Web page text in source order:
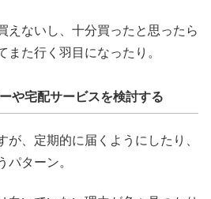
えないし、十分買ったと思ったら
また行く羽目になったり。
や宅配サービスを検討する
が、定期的に届くようにしたり、
パターン。